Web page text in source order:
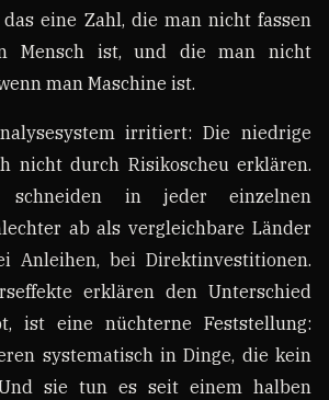
eine Zahl, die man nicht fassen
Mensch ist, und die man nicht
man Maschine ist.
irritiert: Die niedrige
nicht durch Risikoscheu erklären.
schneiden in jeder einzelnen
ab als vergleichbare Länder
Anleihen, bei Direktinvestitionen.
erklären den Unterschied
ist eine nüchterne Feststellung:
systematisch in Dinge, die kein
sie tun es seit einem halben